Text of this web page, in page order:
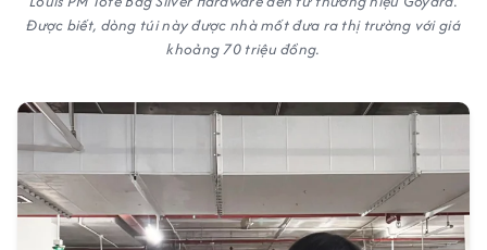
Được biết, dòng túi này được nhà mốt đưa ra thị trường với giá
khoảng 70 triệu đồng.